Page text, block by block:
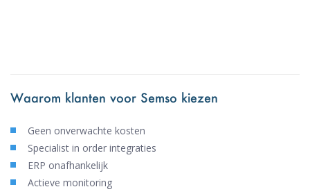
Waarom klanten voor Semso kiezen
Geen onverwachte kosten
Specialist in order integraties
ERP onafhankelijk
Actieve monitoring